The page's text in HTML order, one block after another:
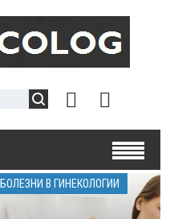
БОЛЕЗНИ В ГИНЕКОЛОГИИ